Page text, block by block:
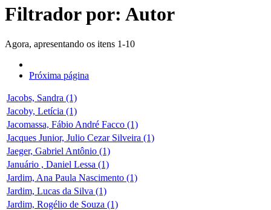
Filtrador por: Autor
Agora, apresentando os itens 1-10
Próxima página
Jacobs, Sandra (1)
Jacoby, Letícia (1)
Jacomassa, Fábio André Facco (1)
Jacques Junior, Julio Cezar Silveira (1)
Jaeger, Gabriel Antônio (1)
Januário , Daniel Lessa (1)
Jardim, Ana Paula Nascimento (1)
Jardim, Lucas da Silva (1)
Jardim, Rogélio de Souza (1)